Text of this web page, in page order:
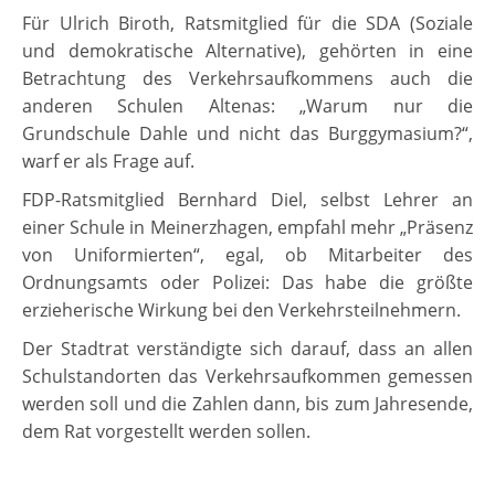
Für Ulrich Biroth, Ratsmitglied für die SDA (Soziale
und demokratische Alternative), gehörten in eine
Betrachtung des Verkehrsaufkommens auch die
anderen Schulen Altenas: „Warum nur die
Grundschule Dahle und nicht das Burggymasium?“,
warf er als Frage auf.
FDP-Ratsmitglied Bernhard Diel, selbst Lehrer an
einer Schule in Meinerzhagen, empfahl mehr „Präsenz
von Uniformierten“, egal, ob Mitarbeiter des
Ordnungsamts oder Polizei: Das habe die größte
erzieherische Wirkung bei den Verkehrsteilnehmern.
Der Stadtrat verständigte sich darauf, dass an allen
Schulstandorten das Verkehrsaufkommen gemessen
werden soll und die Zahlen dann, bis zum Jahresende,
dem Rat vorgestellt werden sollen.